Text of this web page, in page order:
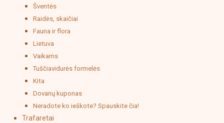
Šventės
Raidės, skaičiai
Fauna ir flora
Lietuva
Vaikams
Tuščiavidurės formelės
Kita
Dovanų kuponas
Neradote ko ieškote? Spauskite čia!
Trafaretai